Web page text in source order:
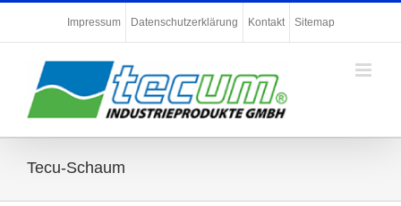
springen
Impressum Datenschutzerklärung Kontakt Sitemap
Tecu-Schaum